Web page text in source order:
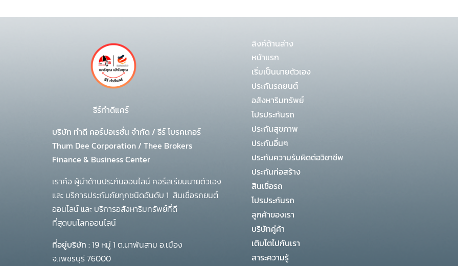
ธีร์ทำดีแคร์
บริษัท ทำดี คอร์ปอเรชั่น จำกัด / ธีร์ โบรคเกอร์
Thum Dee Corporation / Thee Brokers
Finance & Business Center
เราคือ ผู้นำด้านประกันออนไลน์ คอร์สเรียนนายตัวเอง
และ บริการประกันภัยทุกชนิดอันดับ 1 สินเชื่อรถยนต์
ออนไลน์ และ บริการอสังหาริมทรัพย์ที่ดี
ที่สุดบนโลกออนไลน์
ที่อยู่บริษัท :19 หมู่ 1 ต.นาพันสาม อ.เมือง
จ.เพชรบุรี 76000
ลิงค์ด้านล่าง
หน้าแรก
เริ่มเป็นนายตัวเอง
ประกันรถยนต์
อสังหาริมทรัพย์
โปรประกันรถ
ประกันสุขภาพ
ประกันอื่นๆ
ประกันความรับผิดต่อวิชาชีพ
ประกันก่อสร้าง
สินเชื่อรถ
โปรประกันรถ
ลูกค้าของเรา
บริษัทคู่ค้า
เติบโตไปกับเรา
สาระความรู้